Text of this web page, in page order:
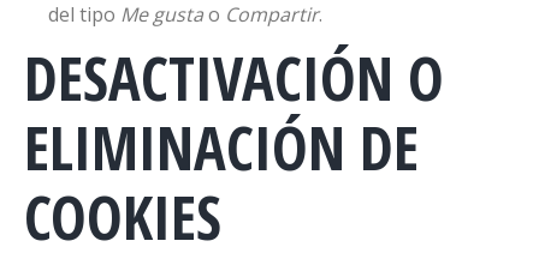
del tipo Me gustao Compartir.
DESACTIVACIÓN O
ELIMINACIÓN DE
COOKIES